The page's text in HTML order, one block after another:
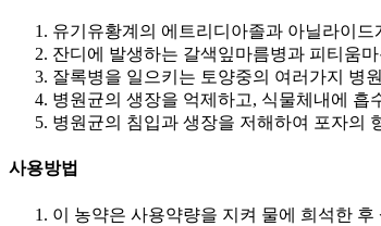
유기유황계의 에트리디아졸과 아닐라이
잔디에 발생하는 갈색잎마름병과 피티움
잘록병을 일으키는 토양중의 여러가지 병
병원균의 생장을 억제하고, 식물체내에
병원균의 침입과 생장을 저해하여 포자의
사용방법
이 농약은 사용약량을 지켜 물에 희석한